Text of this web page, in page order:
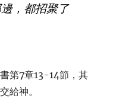
，都招聚了
第7章13-14節，其
給神。